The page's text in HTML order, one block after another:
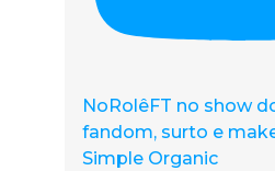
NoRolêFT no show
fandom, surto e
Simple Organic